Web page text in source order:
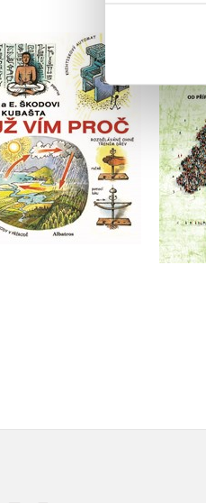
Už vím proč
Jan Krůta
,
Helena Škodová
,
Eduard Škoda
Do košíku